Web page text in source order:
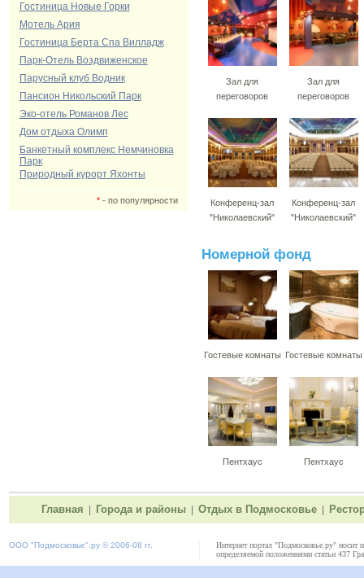
Гостиница Новые Горки
Мотель Ария
Гостиница Берта Спа Вилладж
Парк-Отель Воздвиженское
Парусный клуб Водник
Пансион Никольский Парк
Эко-отель Романов Лес
Дом отдыха Олимп
Банкетный комплекс Немчиновка
Парк
Природный курорт Яхонты
*- по популярности
Зал для
переговоров
Зал для
переговоров
Конференц-зал
"Николаевский"
Конференц-зал
"Николаевский"
Номерной фонд
Гостевые комнаты Гостевые комнаты
Пентхаус Пентхаус
Главная Города и районы Отдых в Подмосковье
ООО "Подмосковье" .ру © 2006-08 гг.
Интернет портал "Подмосковье.ру" носит
определяемой положениями статьи 437